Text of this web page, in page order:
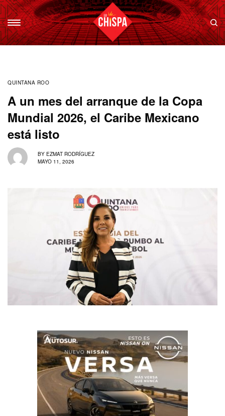
QUINTANA ROO
A un mes del arranque de la Copa
Mundial 2026, el Caribe Mexicano
está listo
BY EZMAT RODRÍGUEZ
MAYO 11, 2026